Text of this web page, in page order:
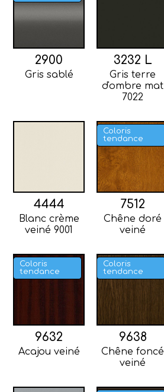
2900
Gris sablé
3232 L
Gris terre
d'ombre mat
7022
4444
Blanc crème
veiné 9001
Coloris
tendance
7512
Chêne doré
veiné
Coloris
tendance
9632
Acajou veiné
Coloris
tendance
9638
Chêne foncé
veiné